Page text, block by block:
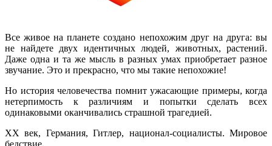
Все живое на планете создано непохожим друг на друга: вы
не найдете двух идентичных людей, животных, растений.
Даже одна и та же мысль в разных умах приобретает разное
звучание. Это и прекрасно, что мы такие непохожие!
Но история человечества помнит ужасающие примеры, когда
нетерпимость к различиям и попытки сделать всех
одинаковыми оканчивались страшной трагедией.
XX век, Германия, Гитлер, национал-социалисты. Мировое
бедствие.